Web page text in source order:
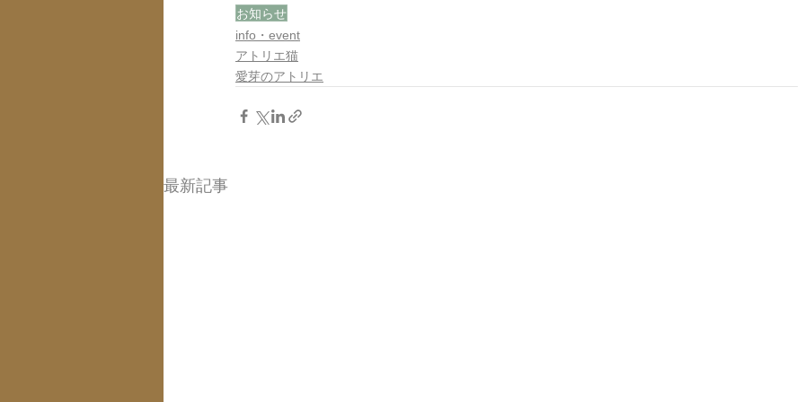
お知らせ
info・event
アトリエ猫
愛芽のアトリエ
最新記事